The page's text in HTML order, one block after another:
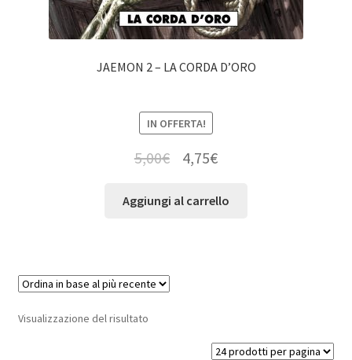
JAEMON 2 – LA CORDA D’ORO
IN OFFERTA!
5,00€ 4,75€
Aggiungi al carrello
Visualizzazione del risultato